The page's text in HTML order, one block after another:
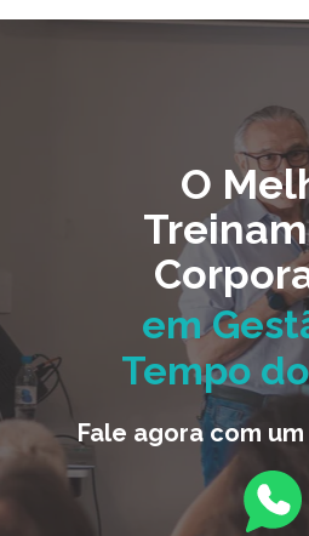
O
em
Tempo
Fale agora com